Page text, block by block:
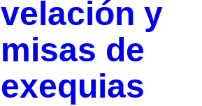
velación y
misas de
exequias